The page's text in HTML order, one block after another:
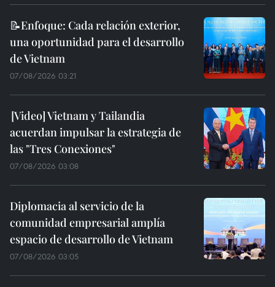
📝Enfoque: Cada relación exterior,
una oportunidad para el desarrollo
de Vietnam
07/08/2026 03:21
Vietnam y Tailandia
acuerdan impulsar la estrategia de
las "Tres Conexiones"
07/08/2026 03:08
Diplomacia al servicio de la
comunidad empresarial amplía
espacio de desarrollo de Vietnam
07/08/2026 03:05